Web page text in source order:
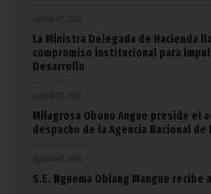
agosto 07, 2026
La Ministra Delegada de Hacienda
compromiso institucional para
Desarrollo
agosto 07, 2026
Milagrosa Obono Angue preside el
despacho de la Agencia Nacional
agosto 07, 2026
S.E. Nguema Obiang Mangue recibe